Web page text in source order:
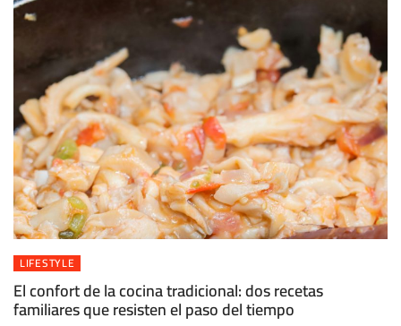
LIFESTYLE
El confort de la cocina tradicional: dos recetas
familiares que resisten el paso del tiempo